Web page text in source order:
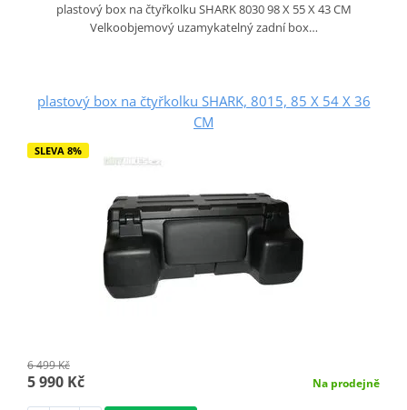
plastový box na čtyřkolku SHARK 8030 98 X 55 X 43 CM
Velkoobjemový uzamykatelný zadní box…
plastový box na čtyřkolku SHARK, 8015, 85 X 54 X 36
CM
SLEVA 8%
6 499 Kč
5 990 Kč Na prodejně